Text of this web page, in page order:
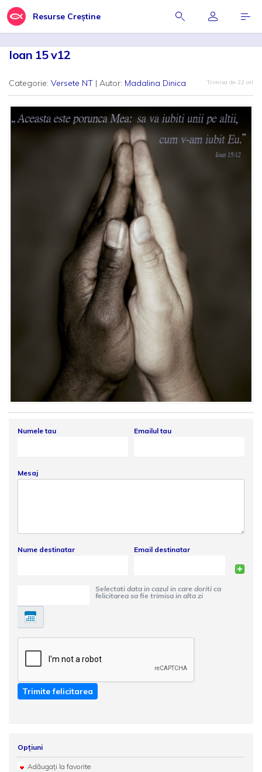
Resurse Creștine
Ioan 15 v12
Categorie: Versete NT | Autor: Madalina Dinica Trimisa de 22 ori
Numele tau Emailul tau
Mesaj
Nume destinatar Email destinatar
Selectati data in cazul in care doriti ca
felicitarea sa fie trimisa in alta zi
Trimite felicitarea
Opțiuni
Adăugați la favorite